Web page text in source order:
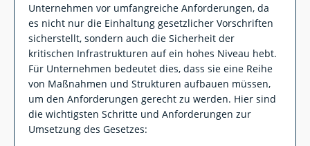
Unternehmen vor umfangreiche Anforderungen, da
es nicht nur die Einhaltung gesetzlicher Vorschriften
sicherstellt, sondern auch die Sicherheit der
kritischen Infrastrukturen auf ein hohes Niveau hebt.
Für Unternehmen bedeutet dies, dass sie eine Reihe
von Maßnahmen und Strukturen aufbauen müssen,
um den Anforderungen gerecht zu werden. Hier sind
die wichtigsten Schritte und Anforderungen zur
Umsetzung des Gesetzes: